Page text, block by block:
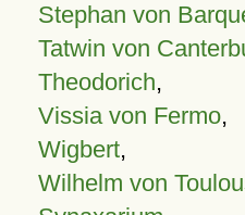
Stephan von
Tatwin von
Theodorich,
Vissia von Fermo,
Wigbert,
Wilhelm von